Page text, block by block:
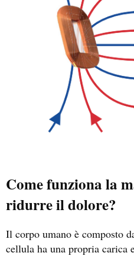
Come funziona la
ridurre il dolore?
Il corpo umano è composto
cellula ha una propria carica